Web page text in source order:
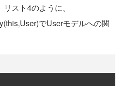
スト4のように、
でUserモデルへの関